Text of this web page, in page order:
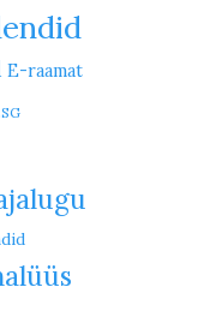
E-raamat